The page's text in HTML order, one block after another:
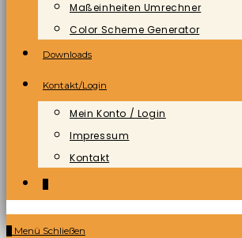
Maßeinheiten Umrechner
Color Scheme Generator
Downloads
Kontakt/Login
Mein Konto / Login
Impressum
Kontakt
Menü Schließen